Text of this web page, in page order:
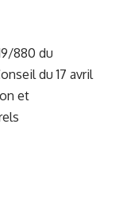
880 du
du 17 avril
et